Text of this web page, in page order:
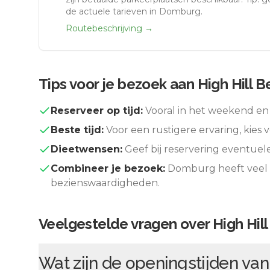
de actuele tarieven in Domburg.
Routebeschrijving →
Tips voor je bezoek aan High Hill
Reserveer op tijd: Vooral in het weekend
Beste tijd: Voor een rustigere ervaring, kies
Dieetwensen: Geef bij reservering
Combineer je bezoek: Domburg heeft
bezienswaardigheden.
Veelgestelde vragen over High
Wat zijn de openingstijden